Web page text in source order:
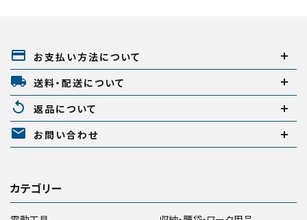
payment お支払い方法について
local_shipping 送料・配送について
replay 返品について
mail お問い合わせ
カテゴリー